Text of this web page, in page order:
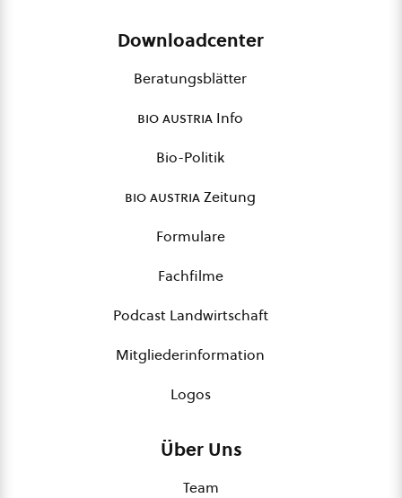
Downloadcenter
Beratungsblätter
bio austria Info
Bio-Politik
bio austriaZeitung
Formulare
Fachfilme
Podcast Landwirtschaft
Mitgliederinformation
Logos
Über Uns
Team